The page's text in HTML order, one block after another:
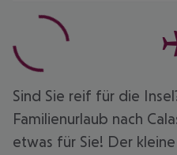
Sind Sie reif für die
Familienurlaub nach
etwas für Sie! Der